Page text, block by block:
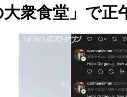
大衆食堂」で正